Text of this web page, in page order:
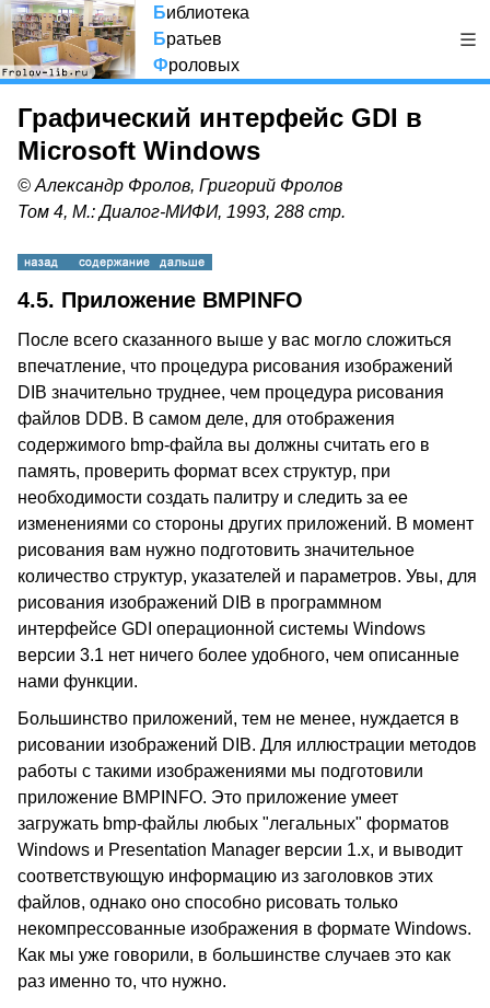
Библиотека
Братьев
Фроловых
Графический интерфейс GDI в
Microsoft Windows
© Александр Фролов, Григорий Фролов
Том 4, М.: Диалог-МИФИ, 1993, 288 стр.
4.5. Приложение BMPINFO
После всего сказанного выше у вас могло сложиться
впечатление, что процедура рисования изображений
DIB значительно труднее, чем процедура рисования
файлов DDB. В самом деле, для отображения
содержимого bmp-файла вы должны считать его в
память, проверить формат всех структур, при
необходимости создать палитру и следить за ее
изменениями со стороны других приложений. В момент
рисования вам нужно подготовить значительное
количество структур, указателей и параметров. Увы, для
рисования изображений DIB в программном
интерфейсе GDI операционной системы Windows
версии 3.1 нет ничего более удобного, чем описанные
нами функции.
Большинство приложений, тем не менее, нуждается в
рисовании изображений DIB. Для иллюстрации методов
работы с такими изображениями мы подготовили
приложение BMPINFO. Это приложение умеет
загружать bmp-файлы любых "легальных" форматов
Windows и Presentation Manager версии 1.x, и выводит
соответствующую информацию из заголовков этих
файлов, однако оно способно рисовать только
некомпрессованные изображения в формате Windows.
Как мы уже говорили, в большинстве случаев это как
раз именно то, что нужно.